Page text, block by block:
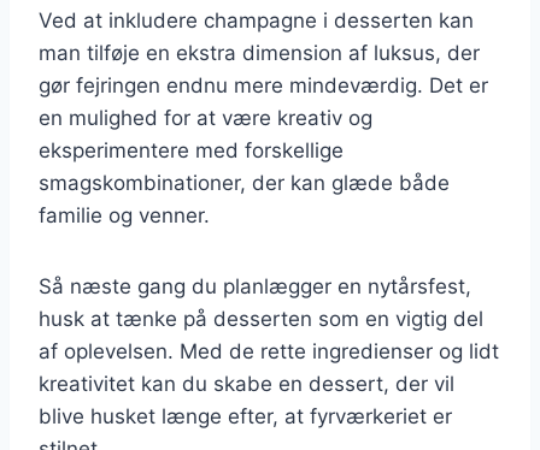
Ved at inkludere champagne i desserten kan
man tilføje en ekstra dimension af luksus, der
gør fejringen endnu mere mindeværdig. Det er
en mulighed for at være kreativ og
eksperimentere med forskellige
smagskombinationer, der kan glæde både
familie og venner.
Så næste gang du planlægger en nytårsfest,
husk at tænke på desserten som en vigtig del
af oplevelsen. Med de rette ingredienser og lidt
kreativitet kan du skabe en dessert, der vil
blive husket længe efter, at fyrværkeriet er